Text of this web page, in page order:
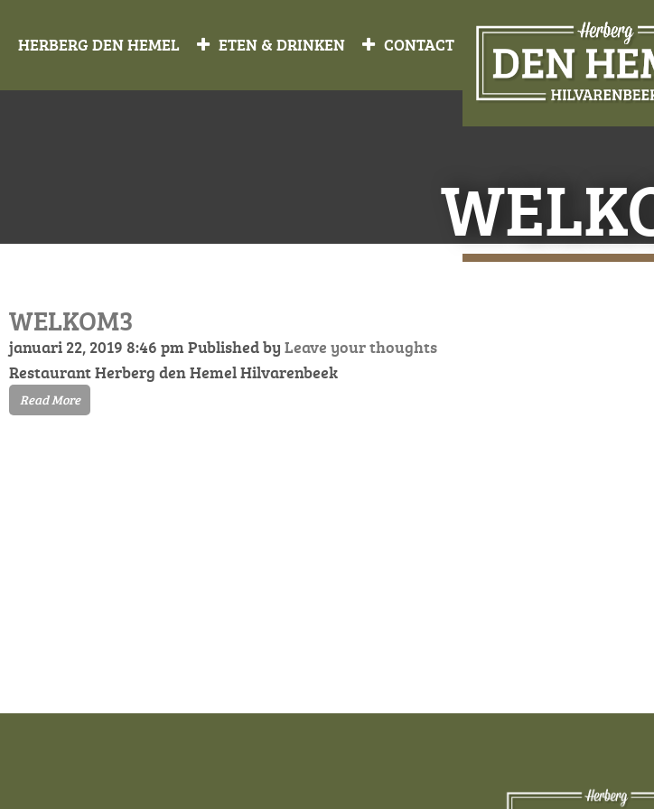
HERBERG DEN HEMEL ETEN & DRINKEN CONTACT
WELKOM3
januari 22, 2019 8:46 pm Published by Leave your thoughts
Restaurant Herberg den Hemel Hilvarenbeek
Read More